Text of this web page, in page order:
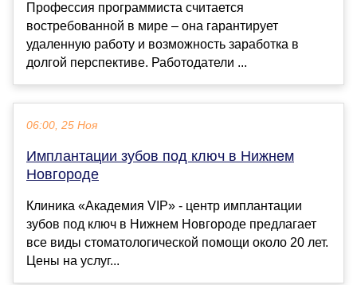
Профессия программиста считается
востребованной в мире – она гарантирует
удаленную работу и возможность заработка в
долгой перспективе. Работодатели ...
06:00, 25 Ноя
Имплантации зубов под ключ в Нижнем
Новгороде
Клиника «Академия VIP» - центр имплантации
зубов под ключ в Нижнем Новгороде предлагает
все виды стоматологической помощи около 20 лет.
Цены на услуг...